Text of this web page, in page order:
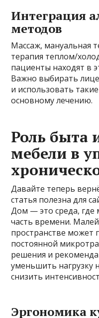
Интеграция
методов
Массаж, мануальная
терапия теплом/
пациенты находят в
Важно выбирать
и использовать
основному лечению.
Роль быта
мебели в
Давайте теперь
статья полезна для
Дом — это среда,
часть времени.
пространстве может
постоянной
решения и
уменьшить нагрузку
снизить
Эргономика